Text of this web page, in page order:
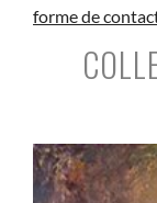
forme de